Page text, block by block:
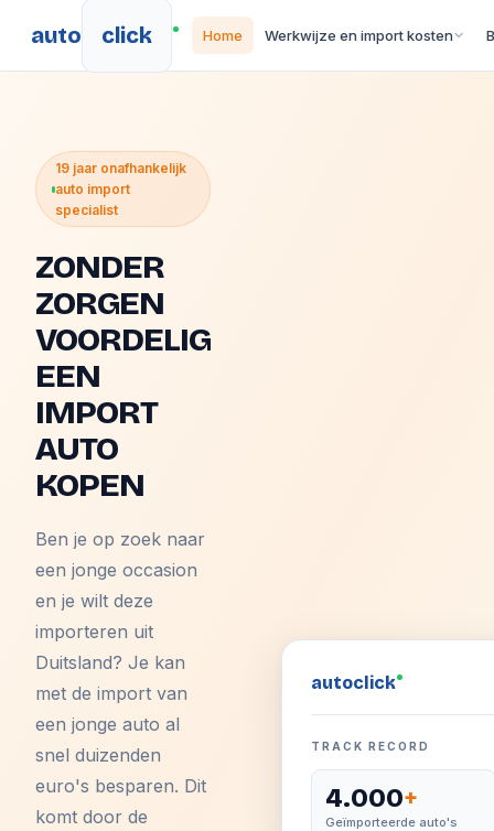
auto click Home Werkwijze en import kosten
19 jaar onafhankelijk
auto import
specialist
ZONDER
ZORGEN
VOORDELIG
EEN
IMPORT
AUTO
KOPEN
Ben je op zoek naar
een jonge occasion
en je wilt deze
importeren uit
Duitsland? Je kan
met de import van
een jonge auto al
snel duizenden
euro's besparen. Dit
komt door de
autoclick
TRACK RECORD
4.000+
Geïmporteerde auto's